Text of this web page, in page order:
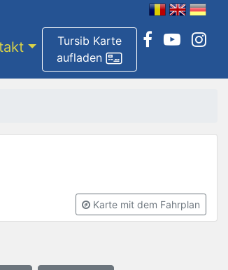
Tursib Karte
aufladen
Karte mit dem Fahrplan